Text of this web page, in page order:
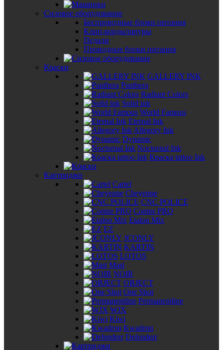
Силовое оборудование
Беспроводные блоки питания
Клип-корды/шнуры
Педали
Проводные блоки питания
Краски
GALLERY INK
Panthera
Radiant Colors
Solid ink
World Famous
Eternal Ink
Allegory Ink
Dynamic
Nocturnal Ink
Краска tattoo Ink
Картриджи
Cartel
Cheyenne
CNC POLICE
Contur PRO
Etalon Mix
EZ
JCONLY
KARTIN
LOTOS
Mast
NOIR
OBJECT
One Shot
Permanentline
WJX
Kiwi
Kwadron
Defenderr